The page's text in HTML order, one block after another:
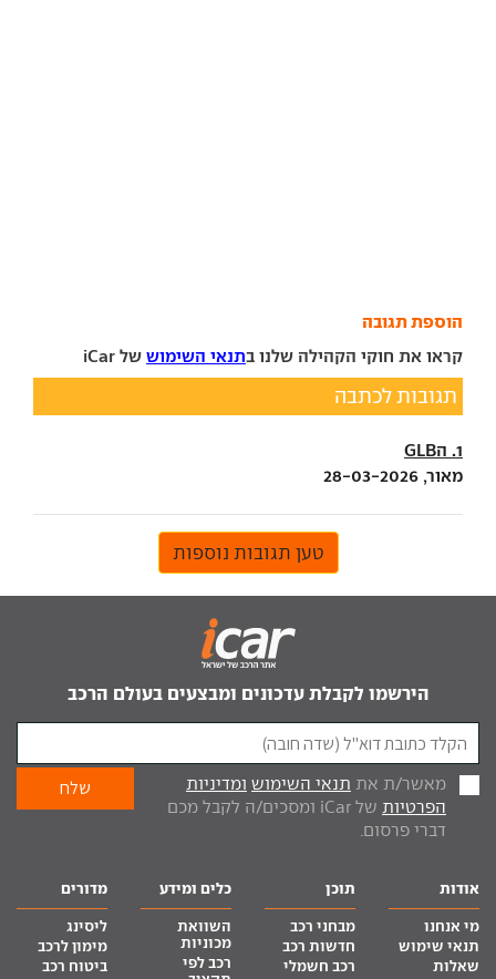
הוספת תגובה
קראו את חוקי הקהילה שלנו בתנאי השימוש של iCar
תגובות לכתבה
1. הGLB
מאור, 28-03-2026
טען תגובות נוספות
הירשמו לקבלת עדכונים ומבצעים בעולם הרכב
מאשר/ת את תנאי השימוש ומדיניות
הפרטיות
של iCar ומסכים/ה לקבל מכם
דברי פרסום.
אודות
מי אנחנו
תנאי שימוש
שאלות
תוכן
מבחני רכב
חדשות רכב
רכב חשמלי
כלים ומידע
השוואת
מכוניות
רכב לפי
מדורים
ליסינג
מימון לרכב
ביטוח רכב